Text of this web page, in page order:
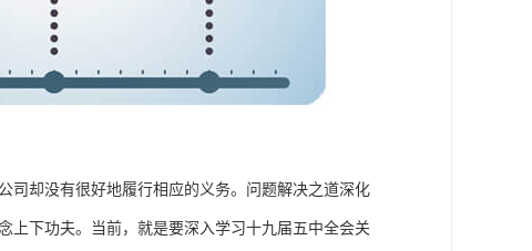
司却没有很好地履行相应的义务。问题解决之道深化
上下功夫。当前，就是要深入学习十九届五中全会关